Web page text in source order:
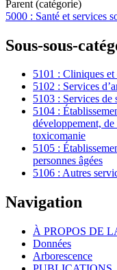
Parent (catégorie)
5000 : Santé et services
Sous-sous-
5101 : Cliniques
5102 : Services
5103 : Services de
5104 :
développement,
toxicomanie
5105 :
personnes âgées
5106 : Autres
Navigation
À PROPOS DE
Données
Arborescence